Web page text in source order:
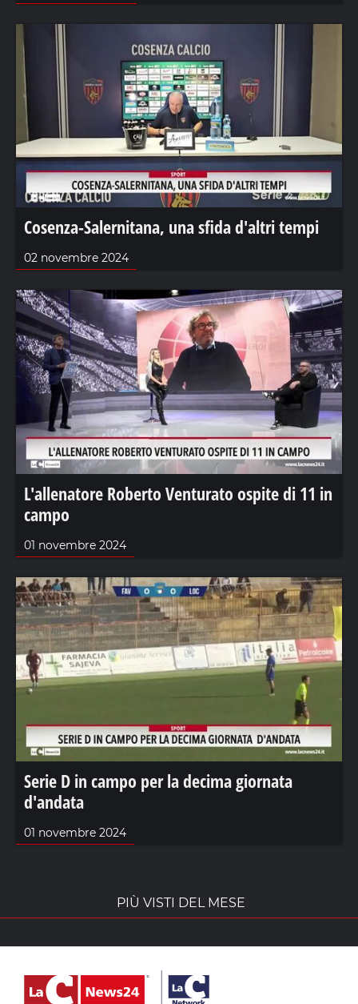
Cosenza-Salernitana, una sfida d'altri tempi
02 novembre 2024
L'allenatore Roberto Venturato ospite di 11 in
campo
01 novembre 2024
Serie D in campo per la decima giornata
d'andata
01 novembre 2024
PIÙ VISTI DEL MESE